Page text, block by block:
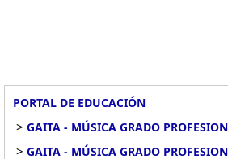
PORTAL DE EDUCACIÓN
> GAITA - MÚSICA GRADO
> GAITA - MÚSICA GRADO